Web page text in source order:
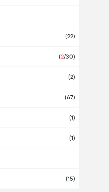
(22)
(2/30)
(2)
(67)
(1)
(1)
(15)